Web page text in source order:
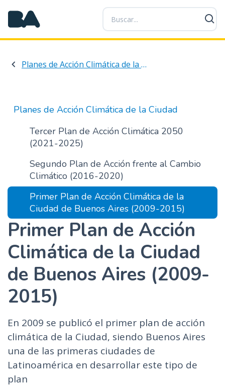
P
a
s
a
a
n
t
i
d
o
p
r
n
i
p
a
Planes de Acción Climática de la Ciudad
Planes de Acción Climática de la Ciudad
Tercer Plan de Acción Climática 2050
(2021-2025)
Segundo Plan de Acción frente al Cambio
Climático (2016-2020)
Primer Plan de Acción Climática de la
Ciudad de Buenos Aires (2009-2015)
Primer Plan de Acción
Climática de la Ciudad
de Buenos Aires (2009-
2015)
En 2009 se publicó el primer plan de acción
climática de la Ciudad, siendo Buenos Aires
una de las primeras ciudades de
Latinoamérica en desarrollar este tipo de
plan